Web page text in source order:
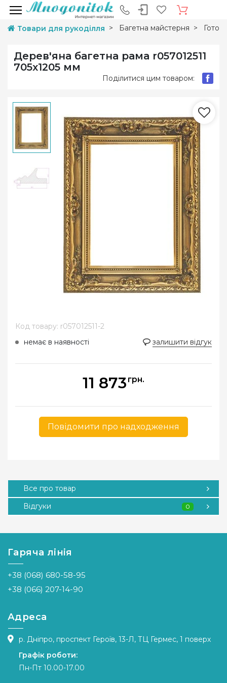
Товари для рукоділля Багетна майстерня
Дерев'яна багетна рама r057012511
705х1205 мм
Поділитися цим товаром:
Код товару: r057012511-2
немає в наявності
залишити відгук
11 873 грн.
Повідомити про надходження
Все про товар
Відгуки
0
Гаряча лінія
+38 (068) 680-58-95
+38 (066) 207-14-90
Адреса
р. Дніпро, проспект Героїв, 13-Л, ТЦ Гермес, 1 поверх
Графік роботи:
Пн-Пт 10.00-17.00